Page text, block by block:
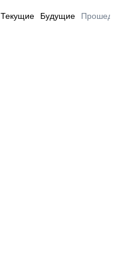
Текущие Будущие